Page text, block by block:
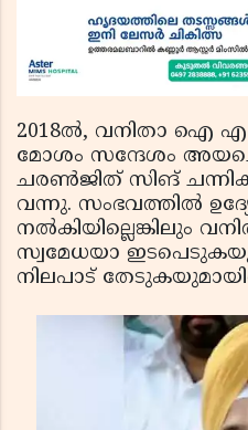
2018ല്‍, വനിതാ ഐ
മോശം സന്ദേശം
ചരണ്‍ജിത് സിങ് ചന്നിക്ക്
വന്നു. സംഭവത്തില്‍
നല്‍കിയില്ലെങ്കിലും
സ്വമേധയാ
നിലപാട്